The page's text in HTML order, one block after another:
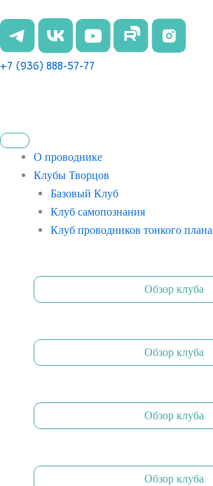
к
содержимому
+7 (936) 888-57-77
О проводнике
Клубы Творцов
Базовый Клуб
Клуб самопознания
Клуб проводников тонкого плана
Обзор клуба
Обзор клуба
Обзор клуба
Обзор клуба